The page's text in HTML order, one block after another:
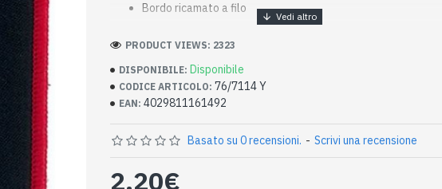
Bordo ricamato a filo
DISPONIBILE: Disponibile
CODICE ARTICOLO: 76/7114 Y
EAN: 4029811161492
PRODUCT VIEWS: 2323
Basato su 0 recensioni. - Scrivi una recensione
2,20€